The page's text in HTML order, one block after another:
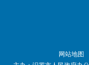
网站地图